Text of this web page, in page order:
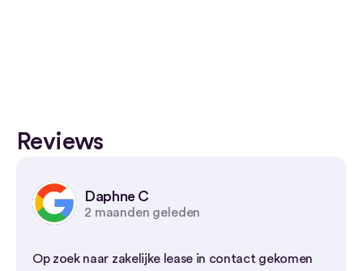
Reviews
Daphne C
2 maanden geleden
Op zoek naar zakelijke lease in contact gekomen